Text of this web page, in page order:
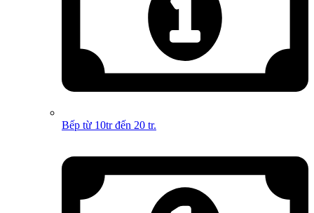
Bếp từ 10tr đến 20 tr.